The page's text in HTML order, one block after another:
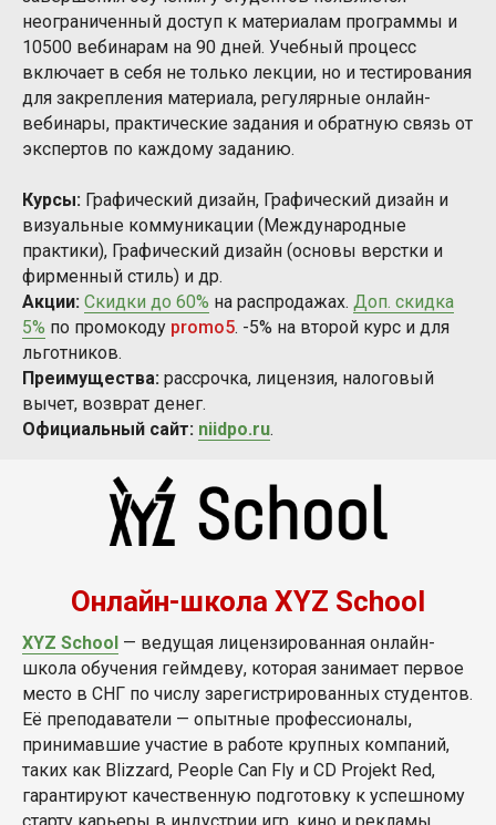
неограниченный доступ к материалам программы и
10500 вебинарам на 90 дней. Учебный процесс
включает в себя не только лекции, но и тестирования
для закрепления материала, регулярные онлайн-
вебинары, практические задания и обратную связь от
экспертов по каждому заданию.
Курсы: Графический дизайн, Графический дизайн и
визуальные коммуникации (Международные
практики), Графический дизайн (основы верстки и
фирменный стиль) и др.
Акции: Скидки до 60% на распродажах. Доп. скидка
5% по промокоду promo5. -5% на второй курс и для
льготников.
Преимущества: рассрочка, лицензия, налоговый
вычет, возврат денег.
Официальный сайт: niidpo.ru.
Онлайн-школа XYZ School
XYZ School — ведущая лицензированная онлайн-
школа обучения геймдеву, которая занимает первое
место в СНГ по числу зарегистрированных студентов.
Её преподаватели — опытные профессионалы,
принимавшие участие в работе крупных компаний,
таких как Blizzard, People Can Fly и CD Projekt Red,
гарантируют качественную подготовку к успешному
старту карьеры в индустрии игр, кино и рекламы.